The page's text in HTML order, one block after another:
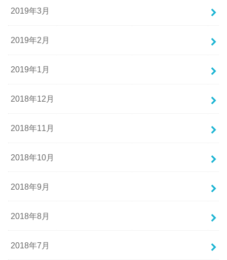
2019年3月
2019年2月
2019年1月
2018年12月
2018年11月
2018年10月
2018年9月
2018年8月
2018年7月